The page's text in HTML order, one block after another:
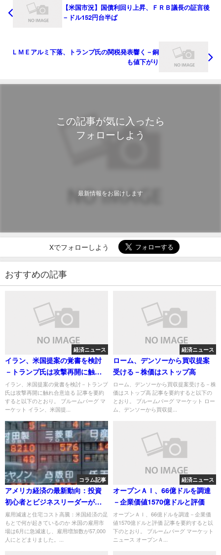
【米国市況】国債利回り上昇、ＦＲＢ議長の証言後
－ドル152円台半ば
ＬＭＥアルミ下落、トランプ氏の関税発表響く－銅
も値下がり
この記事が気に入ったら
フォローしよう
最新情報をお届けします
Xでフォローしよう
おすすめの記事
経済ニュース
イラン、米国提案の覚書を検討
－トランプ氏は攻撃再開に触れ
合意迫る
イラン、米国提案の覚書を検討－トランプ
氏は攻撃再開に触れ合意迫る 記事を要約
すると以下のとおり。 ブルームバーグ マ
ーケット イラン、米国提...
経済ニュース
ローム、デンソーから買収提案
受ける－株価はストップ高
ローム、デンソーから買収提案受ける－株
価はストップ高 記事を要約すると以下の
とおり。 ブルームバーグ マーケット ロー
ム、デンソーから買収提...
コラム記事
アメリカ経済の最新動向：投資
初心者とビジネスリーダーが知
って得する3つの話題
雇用減速と住宅コスト高騰：米国経済の足
もとで何が起きているのか 米国の雇用市
場は6月に急減速し、雇用増加数が57,000
人にとどまりました。...
経済ニュース
オープンＡＩ、66億ドルを調達
－企業価値1570億ドルと評価
オープンＡＩ、66億ドルを調達－企業価
値1570億ドルと評価 記事を要約すると以
下のとおり。 ブルームバーグ マーケット
ニュース オープンＡ...